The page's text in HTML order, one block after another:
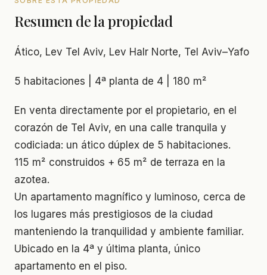
Resumen de la propiedad
Ático, Lev Tel Aviv, Lev HaIr Norte, Tel Aviv–Yafo
5 habitaciones | 4ª planta de 4 | 180 m²
En venta directamente por el propietario, en el
corazón de Tel Aviv, en una calle tranquila y
codiciada: un ático dúplex de 5 habitaciones.
115 m² construidos + 65 m² de terraza en la
azotea.
Un apartamento magnífico y luminoso, cerca de
los lugares más prestigiosos de la ciudad
manteniendo la tranquilidad y ambiente familiar.
Ubicado en la 4ª y última planta, único
apartamento en el piso.